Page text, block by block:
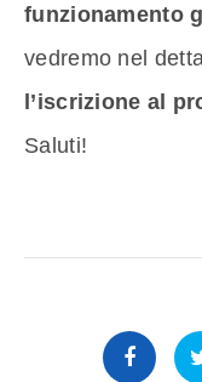
funzionamento
vedremo nel
l’iscrizione al
Saluti!